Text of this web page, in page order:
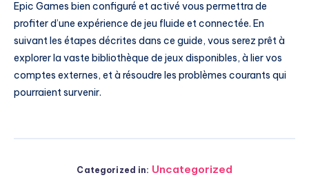
Epic Games bien configuré et activé vous permettra de
profiter d’une expérience de jeu fluide et connectée. En
suivant les étapes décrites dans ce guide, vous serez prêt à
explorer la vaste bibliothèque de jeux disponibles, à lier vos
comptes externes, et à résoudre les problèmes courants qui
pourraient survenir.
Categorized in: Uncategorized